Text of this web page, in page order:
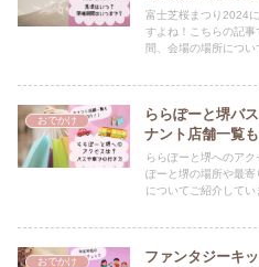
富士芝桜まつり2024
すよね！こちらの記
間、会場の場所につ
おでかけ
ららぽーと堺バ
ナント店舗一覧も
ららぽーと堺へのア
ぽーと堺の場所や最
についてご紹介して
おでかけ
ファンタジーキ